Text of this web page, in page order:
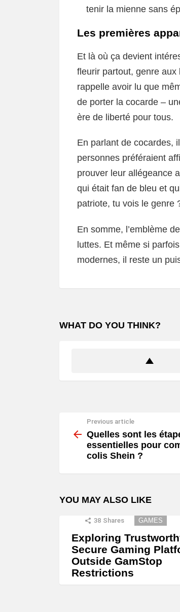
tenir la mienne sans
Les premières
Et là où ça devient
fleurir partout, genre
rappelle avoir lu que
de porter la cocarde –
ère de liberté pour tous.
En parlant de cocardes,
personnes préféraient
prouver leur allégeance
qui était fan de bleu et
patriote, tu vois le genre
En somme, l’emblème
luttes. Et même si
modernes, il reste un
WHAT DO YOU THINK?
more
Previous article
Quelles sont les
essentielles pour
colis Shein ?
YOU MAY ALSO LIKE
38 Shares GAMES
Exploring
Secure Gaming
Outside GamStop
Restrictions